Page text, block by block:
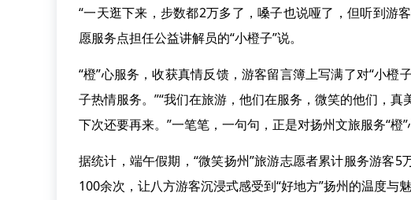
“一天逛下来，步数都2万多了，嗓子也说哑了，但听到游
愿服务点担任公益讲解员的“小橙子”说。
“橙”心服务，收获真情反馈，游客留言簿上写满了对“小橙
子热情服务。”“我们在旅游，他们在服务，微笑的他们，真
下次还要再来。”一笔笔，一句句，正是对扬州文旅服务“橙”
据统计，端午假期，“微笑扬州”旅游志愿者累计服务游客
100余次，让八方游客沉浸式感受到“好地方”扬州的温度与魅